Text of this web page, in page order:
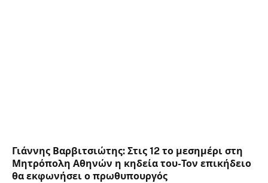
Γιάννης Βαρβιτσιώτης: Στις 12 το μεσημέρι στη
Μητρόπολη Αθηνών η κηδεία του-Τον επικήδειο
θα εκφωνήσει ο πρωθυπουργός